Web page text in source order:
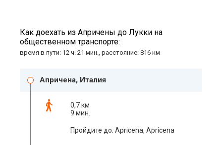
Как доехать из Апричены до Лукки на
общественном транспорте:
время в пути: 12 ч. 21 мин., расстояние: 816 км
Апричена, Италия
0,7 км
9 мин.
Пройдите до: Apricena, Apricena